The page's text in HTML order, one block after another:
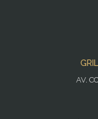
AV.